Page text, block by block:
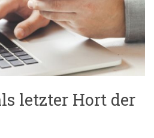
letzter Hort der